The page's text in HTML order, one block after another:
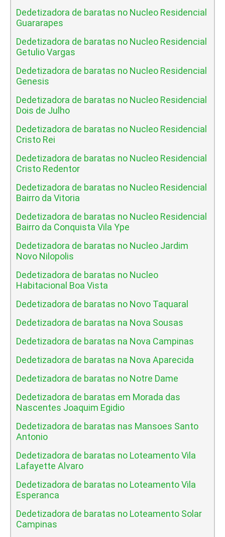
Dedetizadora de baratas no Nucleo Residencial
Guararapes
Dedetizadora de baratas no Nucleo Residencial
Getulio Vargas
Dedetizadora de baratas no Nucleo Residencial
Genesis
Dedetizadora de baratas no Nucleo Residencial
Dois de Julho
Dedetizadora de baratas no Nucleo Residencial
Cristo Rei
Dedetizadora de baratas no Nucleo Residencial
Cristo Redentor
Dedetizadora de baratas no Nucleo Residencial
Bairro da Vitoria
Dedetizadora de baratas no Nucleo Residencial
Bairro da Conquista Vila Ype
Dedetizadora de baratas no Nucleo Jardim
Novo Nilopolis
Dedetizadora de baratas no Nucleo
Habitacional Boa Vista
Dedetizadora de baratas no Novo Taquaral
Dedetizadora de baratas na Nova Sousas
Dedetizadora de baratas na Nova Campinas
Dedetizadora de baratas na Nova Aparecida
Dedetizadora de baratas no Notre Dame
Dedetizadora de baratas em Morada das
Nascentes Joaquim Egidio
Dedetizadora de baratas nas Mansoes Santo
Antonio
Dedetizadora de baratas no Loteamento Vila
Lafayette Alvaro
Dedetizadora de baratas no Loteamento Vila
Esperanca
Dedetizadora de baratas no Loteamento Solar
Campinas